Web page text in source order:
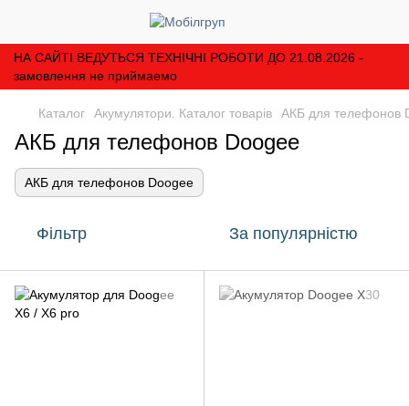
НА САЙТІ ВЕДУТЬСЯ ТЕХНІЧНІ РОБОТИ ДО 21.08.2026 -
замовлення не приймаемо
Каталог Акумулятори. Каталог товарів АКБ для телефонов
АКБ для телефонов Doogee
АКБ для телефонов Doogee
Фільтр За популярністю